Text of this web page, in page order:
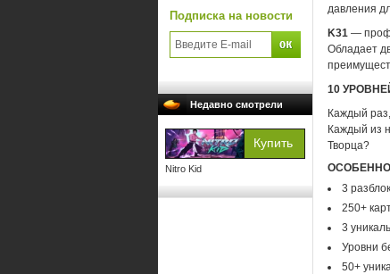
Подписка на новости
Недавно смотрели
Nitro Kid
давления
K31 —
Обладает
10
Каждый
Каждый из
Творца?
3
250+
3
Уровни
50+